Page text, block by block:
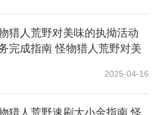
间照样流逝);
+采集一圈不亏本);
解决所有资源短缺?
猎人荒野对美味的执拗活动
完成指南 怪物猎人荒野对美
2025-04-16
猎人荒野速刷大小金指南 怪